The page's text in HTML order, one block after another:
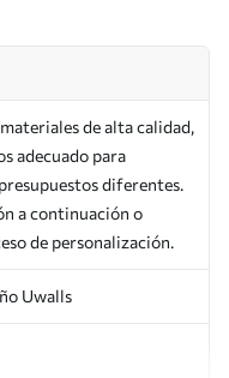
de alta calidad,
adecuado para
diferentes.
a continuación o
de personalización.
Uwalls